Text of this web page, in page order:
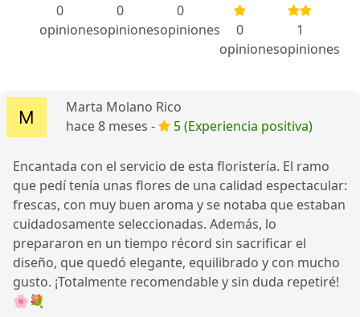
0
opiniones
0
opiniones
0
opiniones
0
opiniones
1
opiniones
Marta Molano Rico
hace 8 meses -
5 (Experiencia positiva)
Encantada con el servicio de esta floristería. El ramo
que pedí tenía unas flores de una calidad espectacular:
frescas, con muy buen aroma y se notaba que estaban
cuidadosamente seleccionadas. Además, lo
prepararon en un tiempo récord sin sacrificar el
diseño, que quedó elegante, equilibrado y con mucho
gusto. ¡Totalmente recomendable y sin duda repetiré!
🌸💐